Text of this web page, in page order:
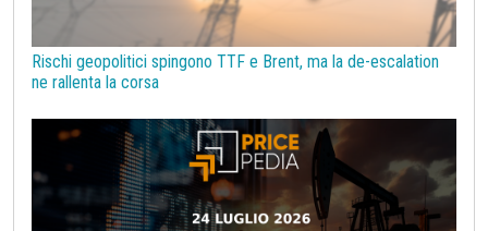
Rischi geopolitici spingono TTF e Brent, ma la de-escalation
ne rallenta la corsa